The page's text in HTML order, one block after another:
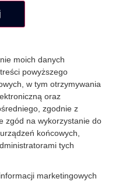
moich danych
powyższego
w tym otrzymywania
oraz
zgodnie z
zgód na wykorzystanie do
końcowych,
tych
marketingowych